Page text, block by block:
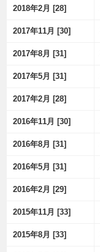
2018年2月 [28]
2017年11月 [30]
2017年8月 [31]
2017年5月 [31]
2017年2月 [28]
2016年11月 [30]
2016年8月 [31]
2016年5月 [31]
2016年2月 [29]
2015年11月 [33]
2015年8月 [33]